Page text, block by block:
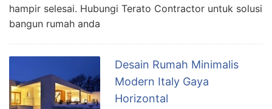
hampir selesai. Hubungi Terato Contractor untuk solusi
bangun rumah anda
Desain Rumah Minimalis
Modern Italy Gaya
Horizontal